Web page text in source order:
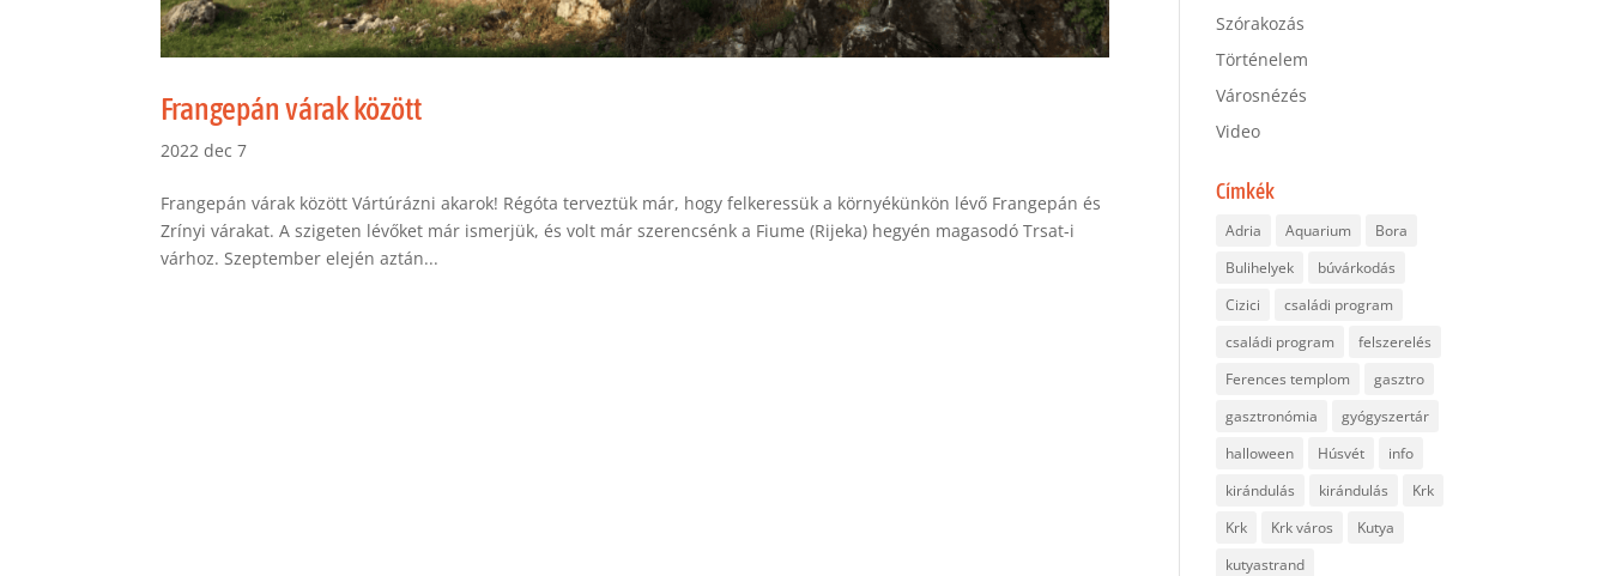
Frangepán várak között
2022 dec 7
Frangepán várak között Vártúrázni akarok! Régóta terveztük már, hogy felkeressük a környékünkön lévő Frangepán és
Zrínyi várakat. A szigeten lévőket már ismerjük, és volt már szerencsénk a Fiume (Rijeka) hegyén magasodó Trsat-i
várhoz. Szeptember elején aztán...
Szórakozás
Történelem
Városnézés
Video
Címkék
Adria Aquarium
Bora
Bulihelyek
búvárkodás
Cizici
családi program
családi program
felszerelés
Ferences templom
gasztro
gasztronómia
gyógyszertár
halloween
Húsvét
info
kirándulás
kirándulás
Krk
Krk
Krk város
Kutya
kutyastrand